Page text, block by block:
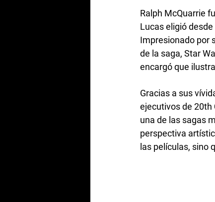
Ralph McQuarrie
Lucas eligió
Impresionado por
de la saga, Star
encargó que
Gracias a sus
ejecutivos de 20th
una de las sagas
perspectiva
las películas, sino